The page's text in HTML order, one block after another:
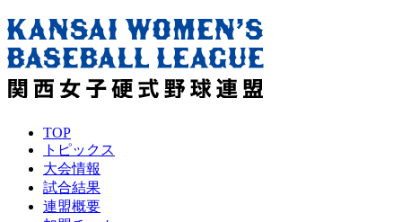
TOP
トピックス
大会情報
試合結果
連盟概要